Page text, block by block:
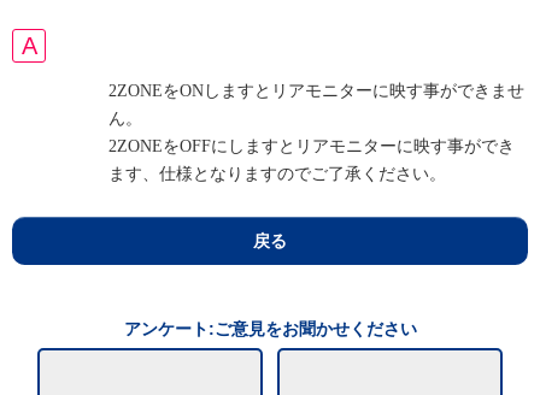
2ZONEをONしますとリアモニターに映す事ができませ
ん。
2ZONEをOFFにしますとリアモニターに映す事ができ
ます、仕様となりますのでご了承ください。
戻る
アンケート:ご意見をお聞かせください